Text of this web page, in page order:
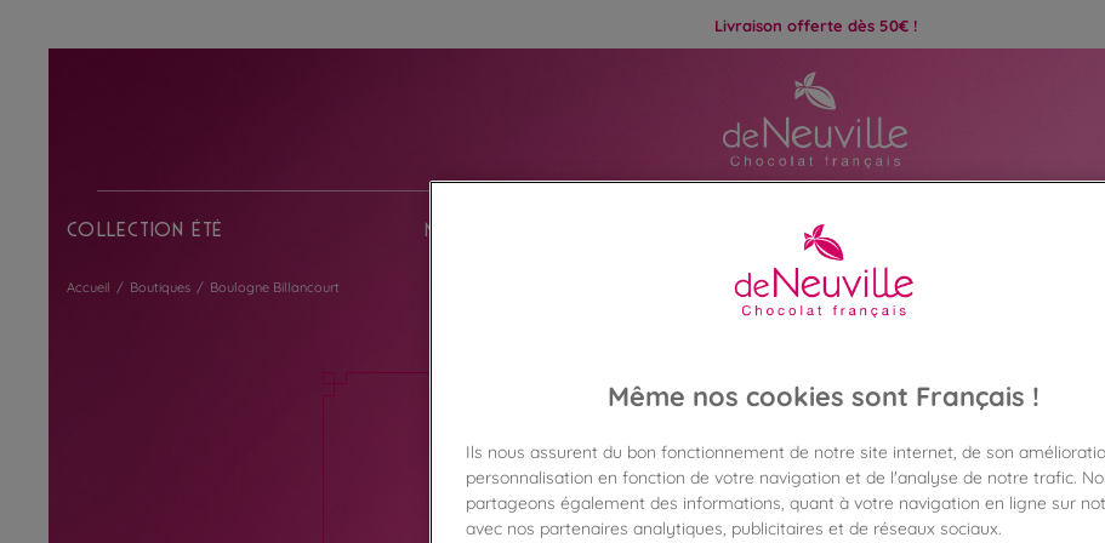
Livraison offerte dès 50€ !
Collection Été Nos chocolats Idées Cadeaux
Accueil / Boutiques / Boulogne Billancourt
Chocolat De Neuville
Même nos cookies sont Français !
Ils nous assurent du bon fonctionnement de notre site internet, de son
personnalisation en fonction de votre navigation et de l'analyse de notre trafic.
partageons également des informations, quant à votre navigation en ligne sur
avec nos partenaires analytiques, publicitaires et de réseaux sociaux.